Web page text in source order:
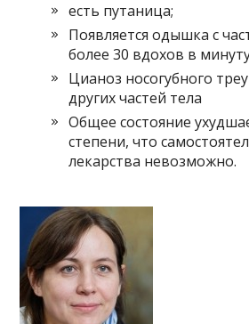
есть путаница;
Появляется одышка с
более 30 вдохов в
Цианоз носогубного
других частей тела
Общее состояние
степени, что
лекарства невозможно.